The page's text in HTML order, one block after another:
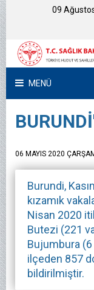
09
MENÜ
06 MAYIS 2020
Burundi,
kızamık
Nisan 2020
Butezi (221
Bujumbura
ilçeden 857
bildirilmiştir.